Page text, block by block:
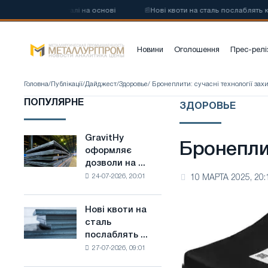
сталі на основі Нові квоти на сталь послаблять
Новини Оголошення Прес-
Головна/ Публікації/Дайджест/Здоровье/ Бронеплити: сучасні технології
ПОПУЛЯРНЕ
GravitHy
оформляє
дозволи
виробництва
GravitHy
оформляє
дозволи на ...
24-07-2026, 20:01
Нові
квоти
на
Нові квоти на
сталь
послаблять ...
27-07-2026, 09:01
ЗДОРОВЬЕ
10 МАРТА 2025,